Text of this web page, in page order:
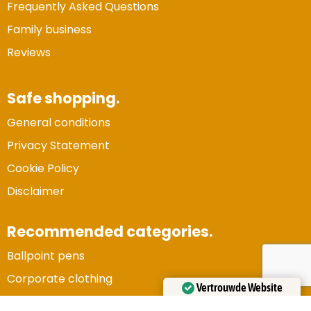
Frequently Asked Questions
Family business
Reviews
Safe shopping.
General conditions
Privacy Statement
Cookie Policy
Disclaimer
Recommended categories.
Ballpoint pens
Corporate clothing
Gecertificeerd door:Trustindex